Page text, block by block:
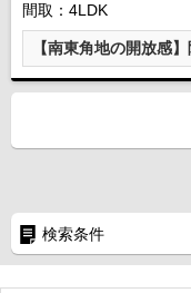
間取：4LDK
【南東角地の開放感
検索条件